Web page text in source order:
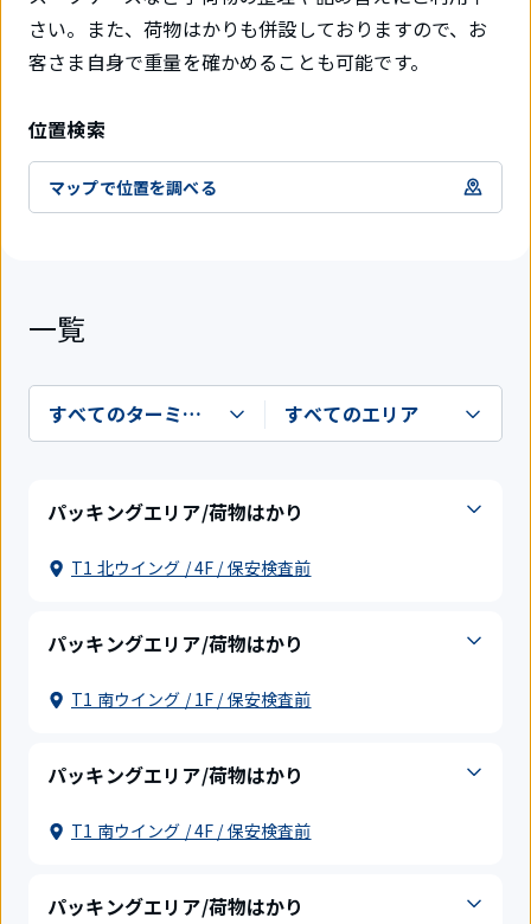
さい。また、荷物はかりも併設しておりますので、お
客さま自身で重量を確かめることも可能です。
位置検索
マップで位置を調べる
一覧
パッキングエリア/荷物はかり
T1 北ウイング / 4F / 保安検査前
パッキングエリア/荷物はかり
T1 南ウイング / 1F / 保安検査前
パッキングエリア/荷物はかり
T1 南ウイング / 4F / 保安検査前
パッキングエリア/荷物はかり